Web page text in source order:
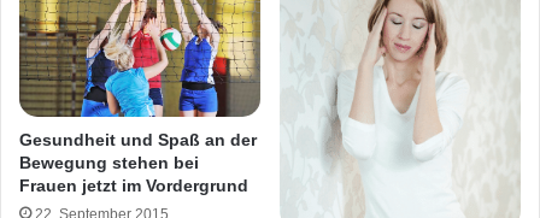
Gesundheit und Spaß an der
Bewegung stehen bei
Frauen jetzt im Vordergrund